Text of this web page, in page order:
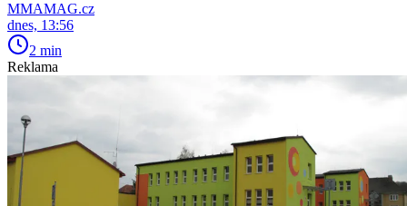
MMAMAG.cz
dnes, 13:56
2 min
Reklama